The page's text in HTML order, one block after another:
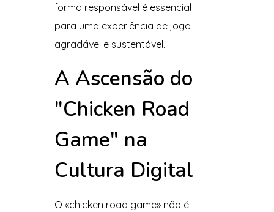
forma responsável é essencial
para uma experiência de jogo
agradável e sustentável.
A Ascensão do
"Chicken Road
Game" na
Cultura Digital
O «chicken road game» não é